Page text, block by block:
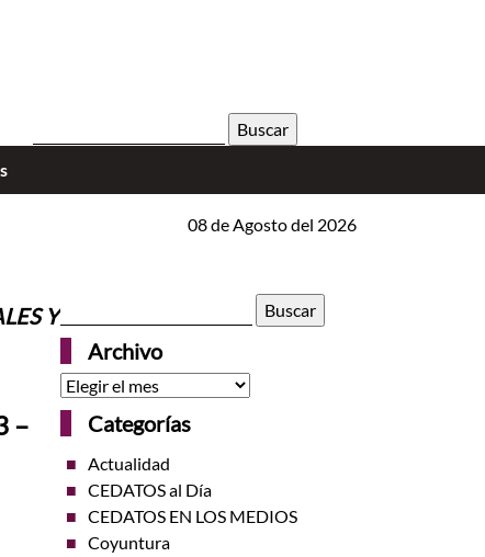
VOX CASINO 5 MITÓW O REJESTRACJI KTÓRE
08 de Agosto del 2026
Y
–
Buscar:
Archivo
Archivo
Categorías
Actualidad
CEDATOS al Día
CEDATOS EN LOS MEDIOS
Coyuntura